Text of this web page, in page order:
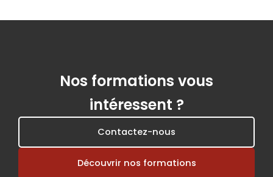
Nos formations vous
intéressent ?
Contactez-nous
Découvrir nos formations